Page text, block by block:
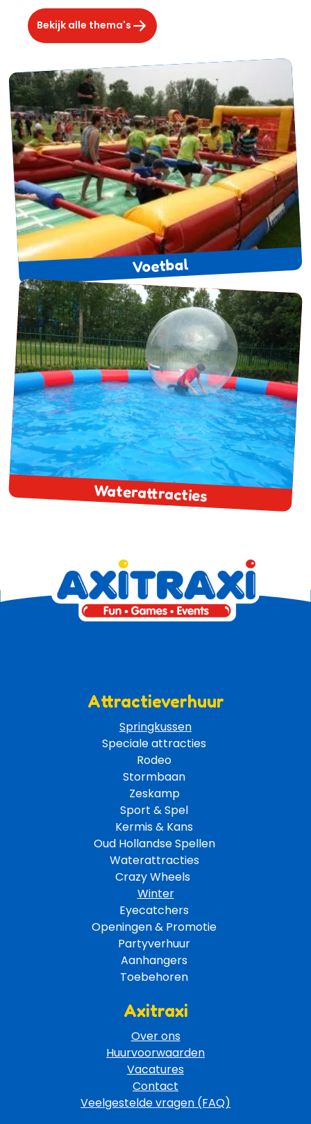
Bekijk alle thema's
Voetbal
Waterattracties
Attractieverhuur
Springkussen
Speciale attracties
Rodeo
Stormbaan
Zeskamp
Sport & Spel
Kermis & Kans
Oud Hollandse Spellen
Waterattracties
Crazy Wheels
Winter
Eyecatchers
Openingen & Promotie
Partyverhuur
Aanhangers
Toebehoren
Axitraxi
Over ons
Huurvoorwaarden
Vacatures
Contact
Veelgestelde vragen (FAQ)